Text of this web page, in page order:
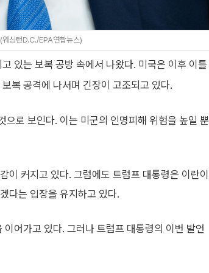
싱턴D.C./EPA연합뉴스)
있는 보복 공방 속에서 나왔다. 미국은 이후 이틀
복 공격에 나서며 긴장이 고조되고 있다.
로 보인다. 이는 미군의 인명피해 위험을 높일 뿐
이 커지고 있다. 그럼에도 트럼프 대통령은 이란이
다는 입장을 유지하고 있다.
어가고 있다. 그러나 트럼프 대통령의 이번 발언